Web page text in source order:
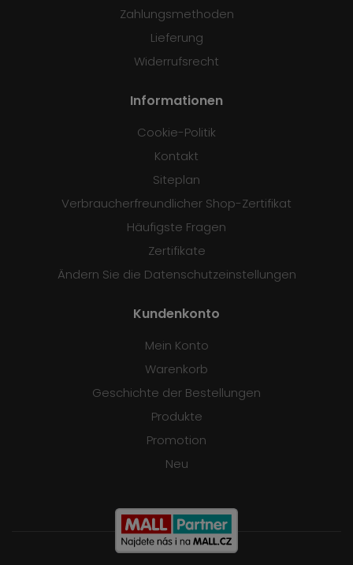
Zahlungsmethoden
Lieferung
Widerrufsrecht
Informationen
Cookie-Politik
Kontakt
Siteplan
Verbraucherfreundlicher Shop-Zertifikat
Häufigste Fragen
Zertifikate
Ändern Sie die Datenschutzeinstellungen
Kundenkonto
Mein Konto
Warenkorb
Geschichte der Bestellungen
Produkte
Promotion
Neu